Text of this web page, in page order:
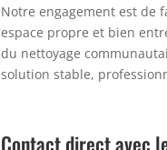
Notre engagement est de
espace propre et bien
du nettoyage
solution stable,
Contact direct avec